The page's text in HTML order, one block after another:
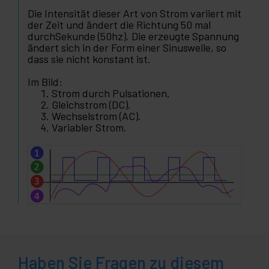
Die Intensität dieser Art von Strom variiert mit
der Zeit und ändert die Richtung 50 mal
durchSekunde (50hz). Die erzeugte Spannung
ändert sich in der Form einer Sinuswelle, so
dass sie nicht konstant ist.
Im Bild:
Strom durch Pulsationen.
Gleichstrom (DC).
Wechselstrom (AC).
Variabler Strom.
Haben Sie Fragen zu diesem